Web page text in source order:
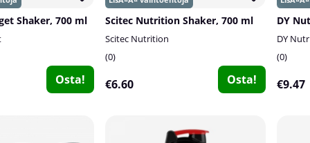
Shaker, 700 ml
Osta!
Scitec Nutrition Shaker, 700 ml
Scitec Nutrition
0
€6.60 Osta!
DY
0
€9.47